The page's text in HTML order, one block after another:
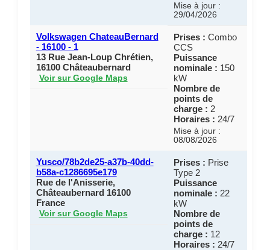
Mise à jour :
29/04/2026
Volkswagen ChateauBernard
- 16100 - 1
13 Rue Jean-Loup Chrétien,
16100 Châteaubernard
Voir sur Google Maps
Prises : Combo
CCS
Puissance
nominale : 150
kW
Nombre de
points de
charge : 2
Horaires : 24/7
Mise à jour :
08/08/2026
Yusco/78b2de25-a37b-40dd-
b58a-c1286695e179
Rue de l'Anisserie,
Châteaubernard 16100
France
Voir sur Google Maps
Prises : Prise
Type 2
Puissance
nominale : 22
kW
Nombre de
points de
charge : 12
Horaires : 24/7